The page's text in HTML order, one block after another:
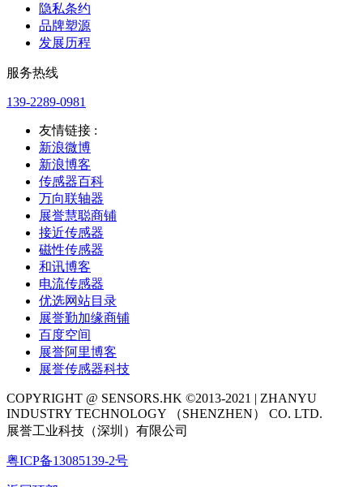
隐私条约
品牌塑源
发展历程
服务热线
139-2289-0981
友情链接 :
新浪微博
新浪博客
传感器百科
万向联轴器
展誉慧聪商铺
接近传感器
磁性传感器
和讯博客
电流传感器
优选网站目录
展誉勤加缘商铺
百度空间
展誉阿里博客
展誉传感器科技
COPYRIGHT @ SENSORS.HK ©2013-2021 | ZHANYU
INDUSTRY TECHNOLOGY （SHENZHEN） CO. LTD.
展誉工业科技（深圳）有限公司
粤ICP备13085139-2号